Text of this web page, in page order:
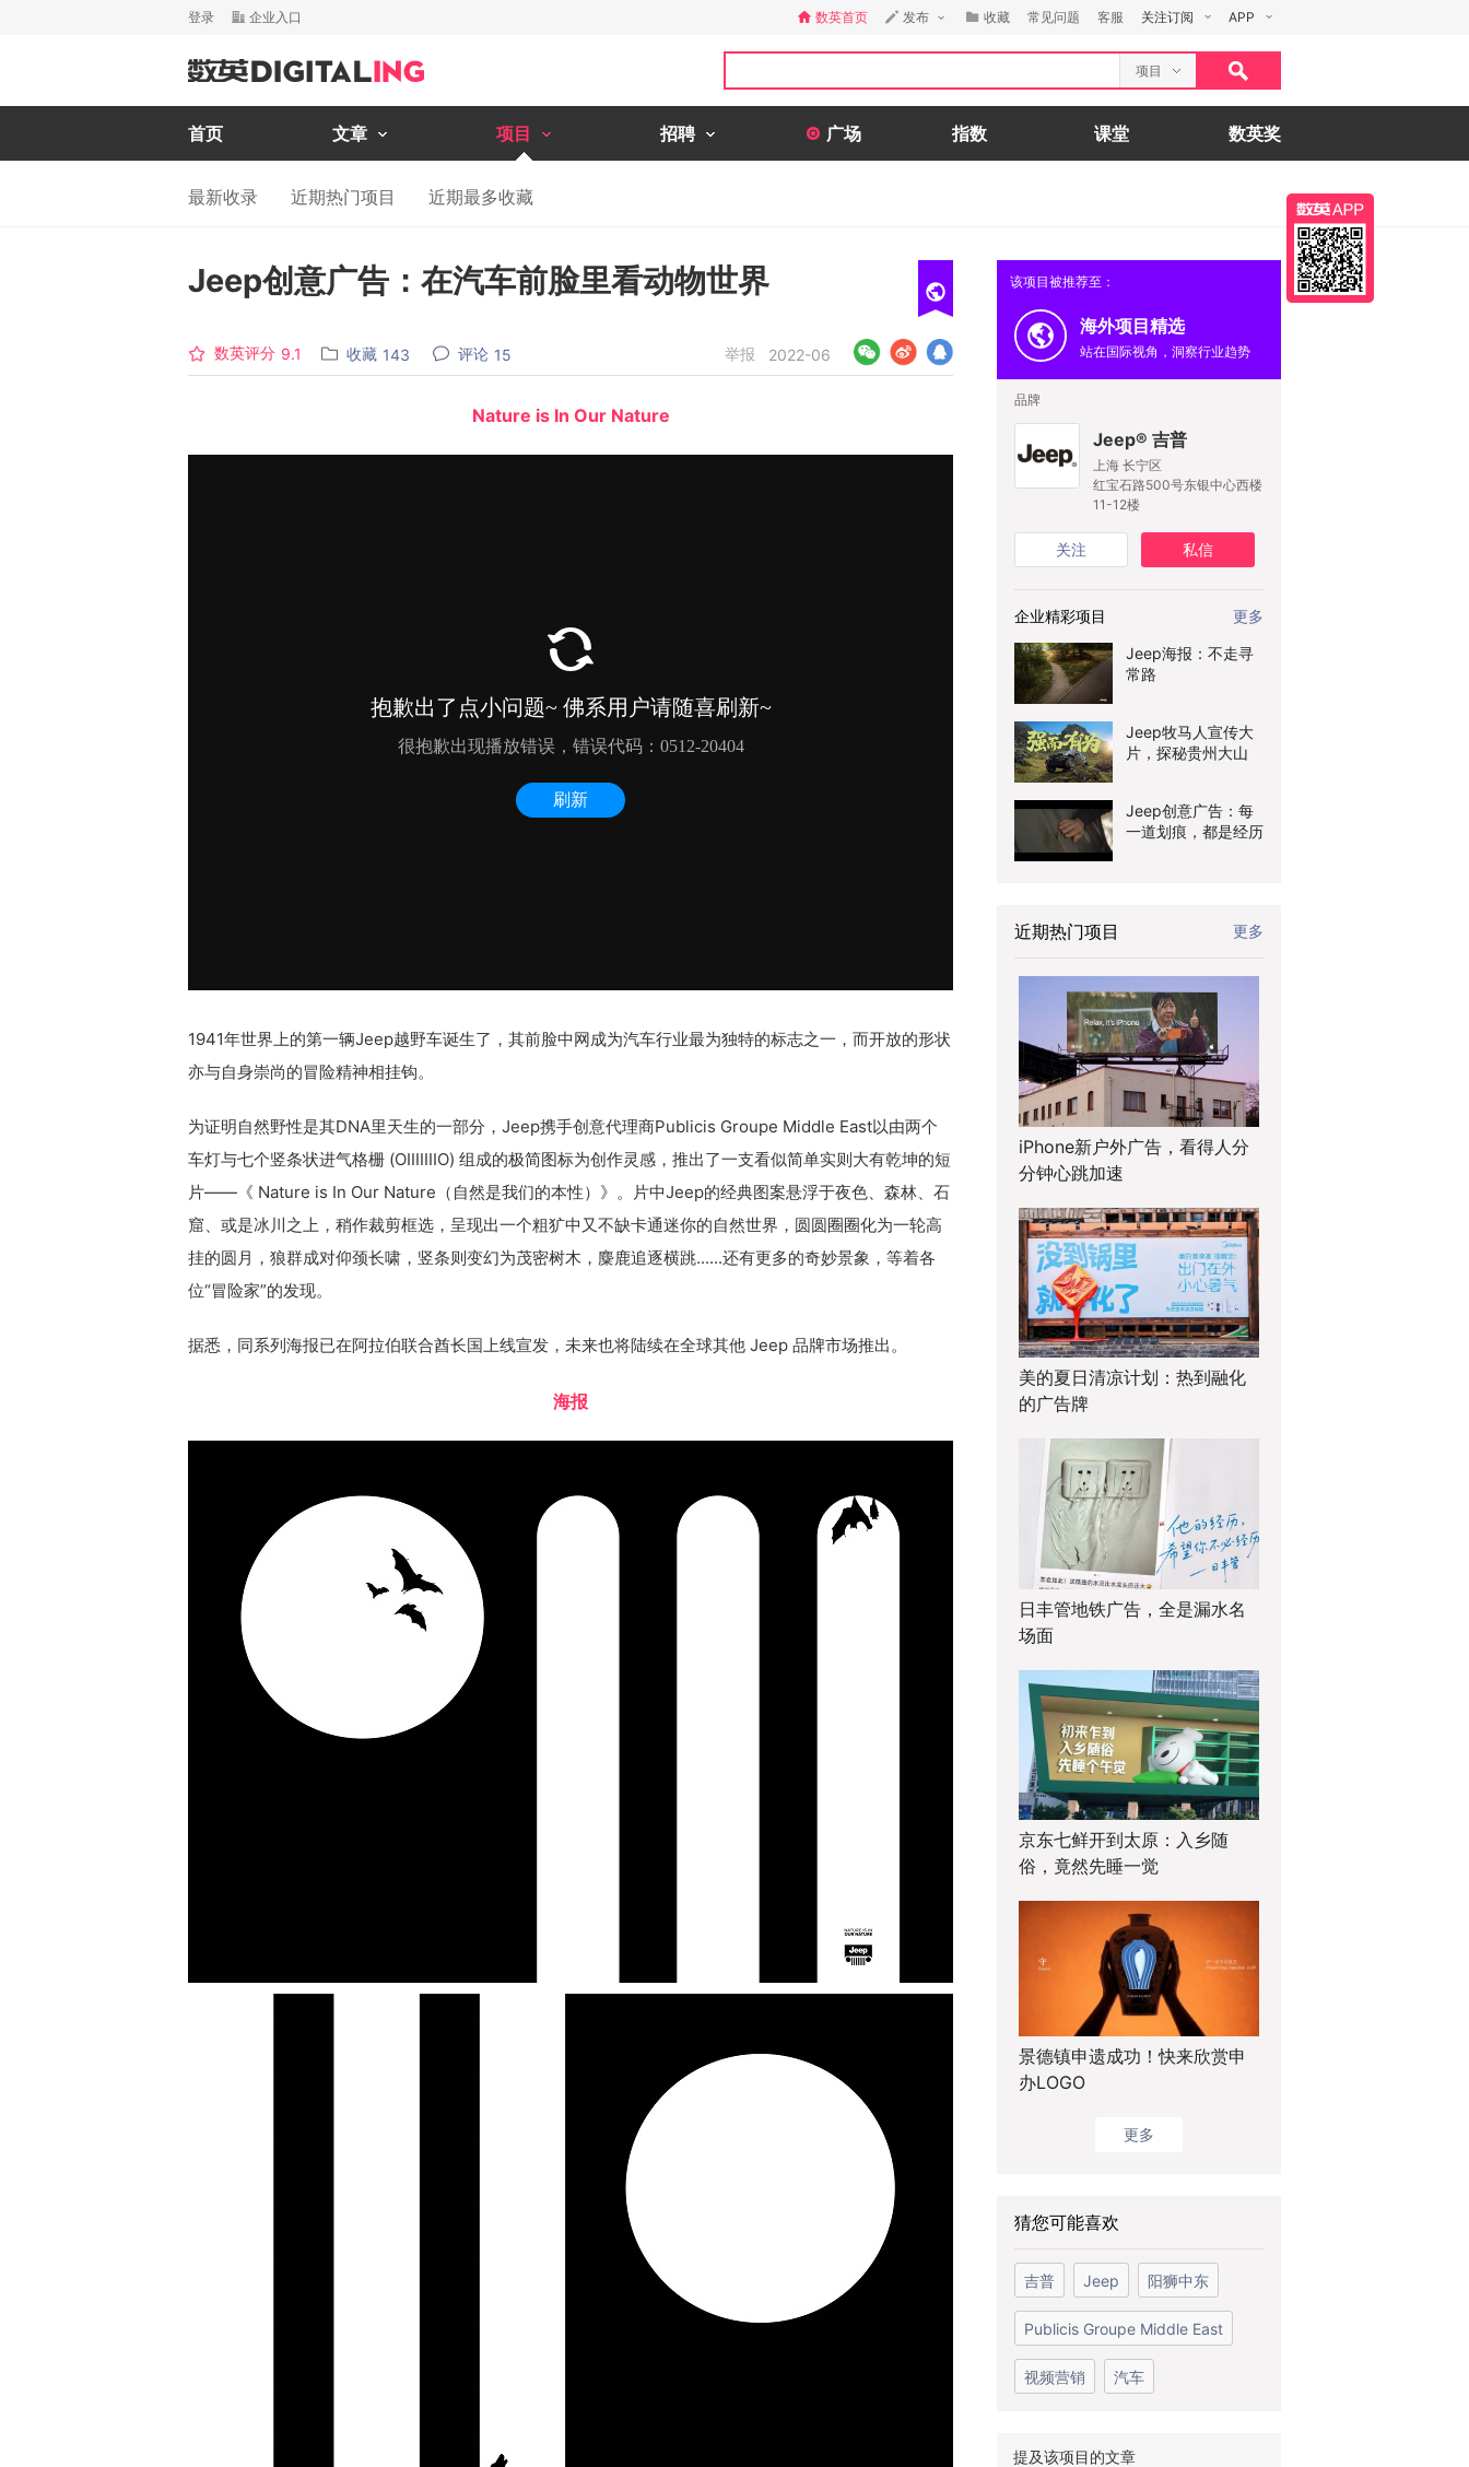
登录 企业入口 数英首页 发布 收藏 常见问题 客服 关注订阅 APP
项目
首页 文章 项目 招聘 广场 指数 课堂 数英奖
最新收录 近期热门项目 近期最多收藏
Jeep创意广告：在汽车前脸里看动物世界
数英评分 9.1 收藏 143 评论 15 举报 2022-06
Nature is In Our Nature
1941年世界上的第一辆Jeep越野车诞生了，其前脸中网成为汽车行业最为独特的标志之一，而开放的形状
亦与自身崇尚的冒险精神相挂钩。
为证明自然野性是其DNA里天生的一部分，Jeep携手创意代理商Publicis Groupe Middle East以由两个
车灯与七个竖条状进气格栅 (OIIIIIIIO) 组成的极简图标为创作灵感，推出了一支看似简单实则大有乾坤的短
片——《 Nature is In Our Nature（自然是我们的本性）》。片中Jeep的经典图案悬浮于夜色、森林、石
窟、或是冰川之上，稍作裁剪框选，呈现出一个粗犷中又不缺卡通迷你的自然世界，圆圆圈圈化为一轮高
挂的圆月，狼群成对仰颈长啸，竖条则变幻为茂密树木，麋鹿追逐横跳......还有更多的奇妙景象，等着各
位“冒险家”的发现。
据悉，同系列海报已在阿拉伯联合酋长国上线宣发，未来也将陆续在全球其他 Jeep 品牌市场推出。
海报
该项目被推荐至：
海外项目精选
站在国际视角，洞察行业趋势
品牌
Jeep® 吉普
上海 长宁区
红宝石路500号东银中心西楼
11-12楼
关注 私信
企业精彩项目 更多
Jeep海报：不走寻
常路
Jeep牧马人宣传大
片，探秘贵州大山
Jeep创意广告：每
一道划痕，都是经历
近期热门项目 更多
iPhone新户外广告，看得人分
分钟心跳加速
美的夏日清凉计划：热到融化
的广告牌
日丰管地铁广告，全是漏水名
场面
京东七鲜开到太原：入乡随
俗，竟然先睡一觉
景德镇申遗成功！快来欣赏申
办LOGO
更多
猜您可能喜欢
吉普 Jeep 阳狮中东
Publicis Groupe Middle East
视频营销 汽车
提及该项目的文章